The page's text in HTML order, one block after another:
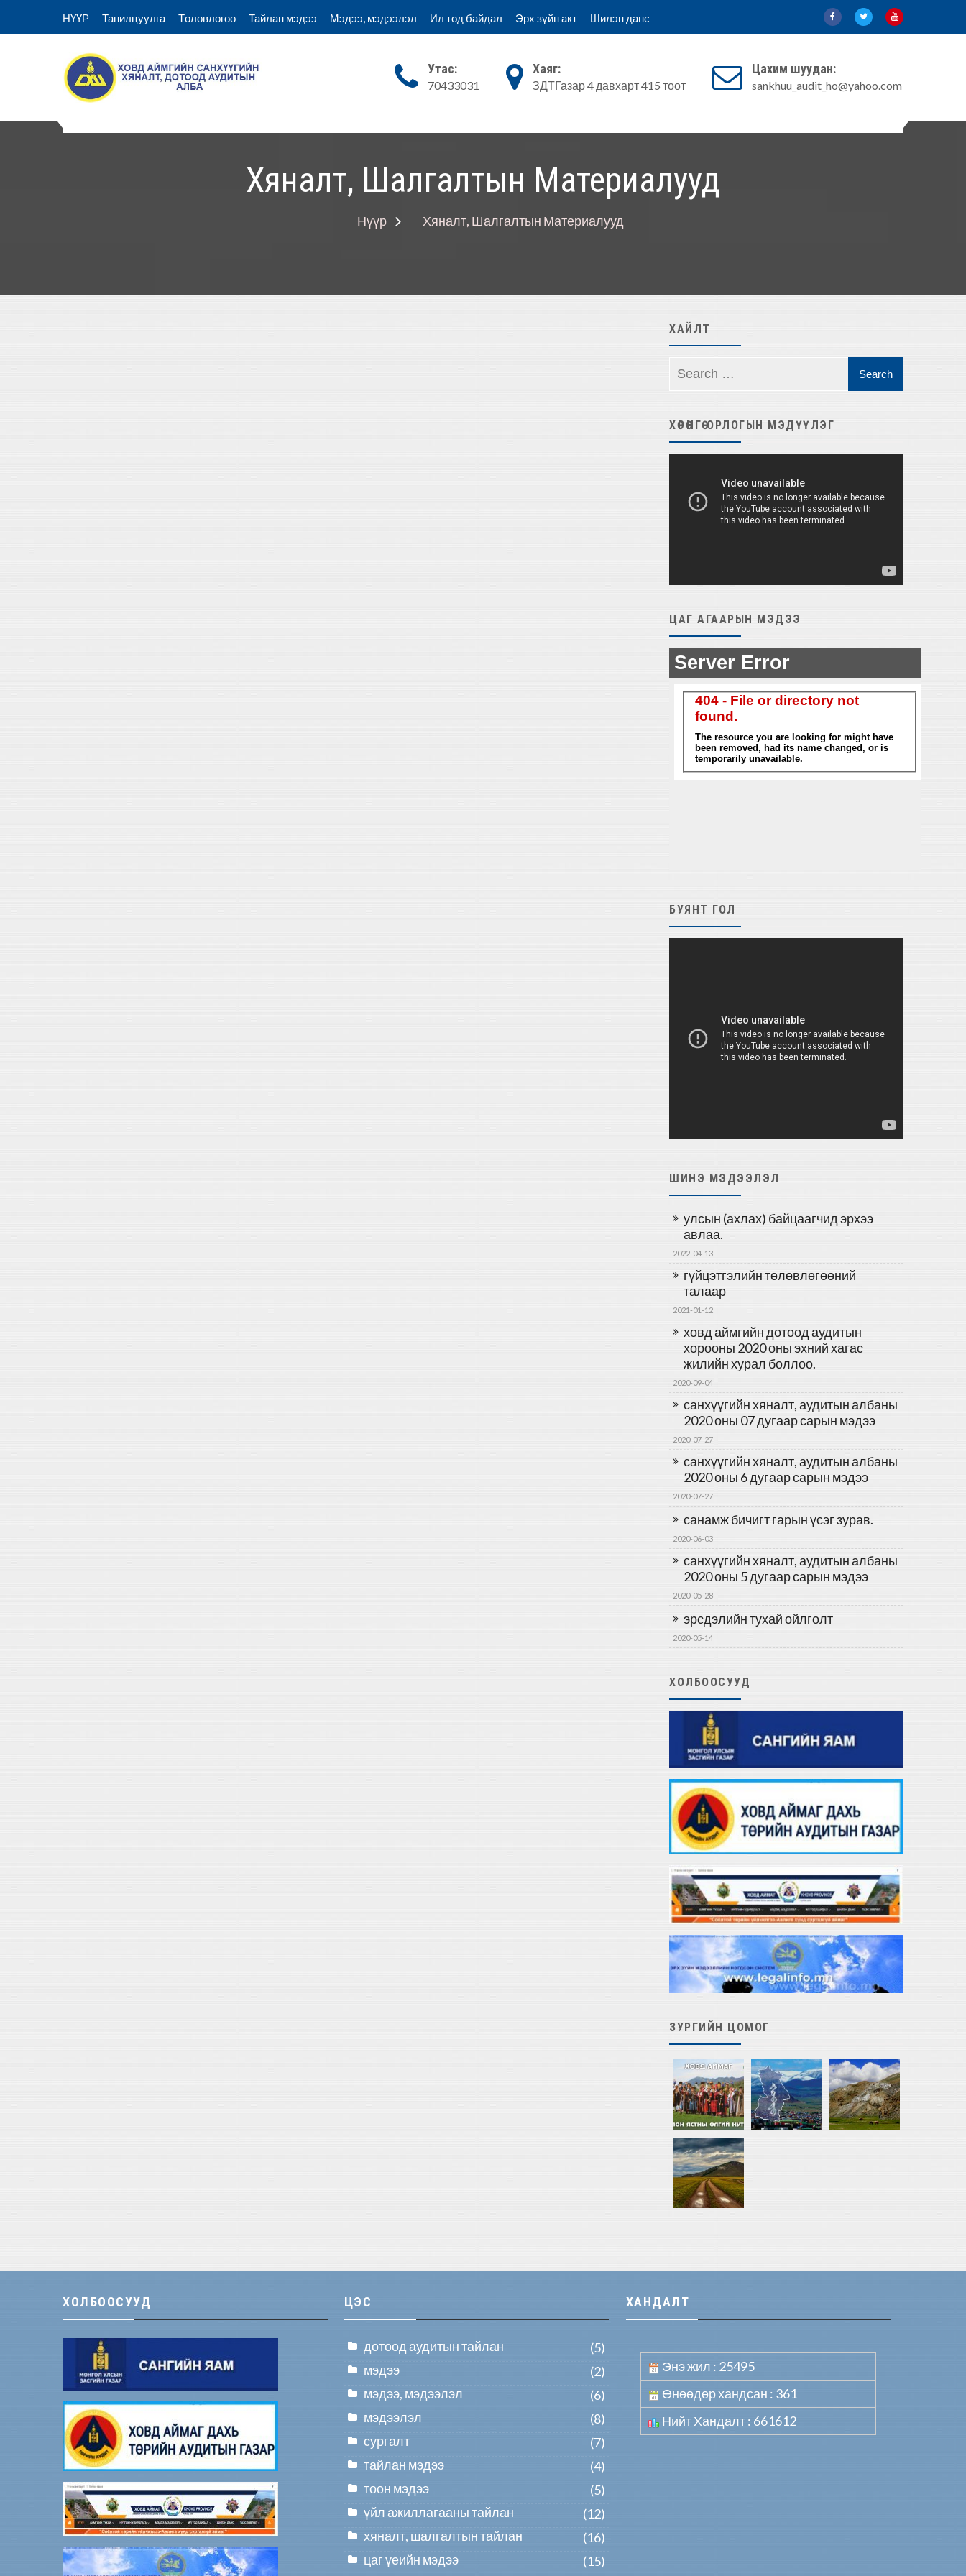
НҮҮР Танилцуулга Төлөвлөгөө Тайлан мэдээ Мэдээ, мэдээлэл Ил тод байдал Эрх зүйн акт Шилэн данс
Утас:
70433031
Хаяг:
ЗДТГазар 4 давхарт 415 тоот
Цахим шуудан:
sankhuu_audit_ho@yahoo.com
Хяналт, Шалгалтын Материалууд
Нүүр Хяналт, Шалгалтын Материалууд
ХАЙЛТ
ХӨРӨНГӨ ОРЛОГЫН МЭДҮҮЛЭГ
ЦАГ АГААРЫН МЭДЭЭ
БУЯНТ ГОЛ
ШИНЭ МЭДЭЭЛЭЛ
улсын (ахлах) байцаагчид эрхээ
авлаа.
2022-04-13
гүйцэтгэлийн төлөвлөгөөний
талаар
2021-01-12
ховд аймгийн дотоод аудитын
хорооны 2020 оны эхний хагас
жилийн хурал боллоо.
2020-09-04
санхүүгийн хяналт, аудитын албаны
2020 оны 07 дугаар сарын мэдээ
2020-07-27
санхүүгийн хяналт, аудитын албаны
2020 оны 6 дугаар сарын мэдээ
2020-07-27
санамж бичигт гарын үсэг зурав.
2020-06-03
санхүүгийн хяналт, аудитын албаны
2020 оны 5 дугаар сарын мэдээ
2020-05-28
эрсдэлийн тухай ойлголт
2020-05-14
ХОЛБООСУУД
ЗУРГИЙН ЦОМОГ
ХОЛБООСУУД ЦЭС
дотоод аудитын тайлан
(5)
мэдээ
(2)
мэдээ, мэдээлэл
(6)
мэдээлэл
(8)
сургалт
(7)
тайлан мэдээ
(4)
тоон мэдээ
(5)
үйл ажиллагааны тайлан
(12)
хяналт, шалгалтын тайлан
(16)
цаг үеийн мэдээ
(15)
ХАНДАЛТ
Энэ жил : 25495
Өнөөдөр хандсан : 361
Нийт Хандалт : 661612